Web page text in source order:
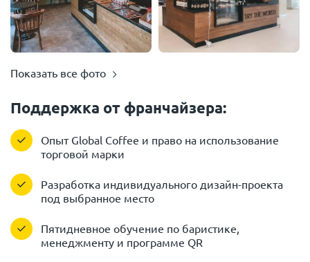
Показать все фото
Поддержка от франчайзера:
Опыт Global Coffee и право на использование
торговой марки
Разработка индивидуального дизайн-проекта
под выбранное место
Пятидневное обучение по баристике,
менеджменту и программе QR